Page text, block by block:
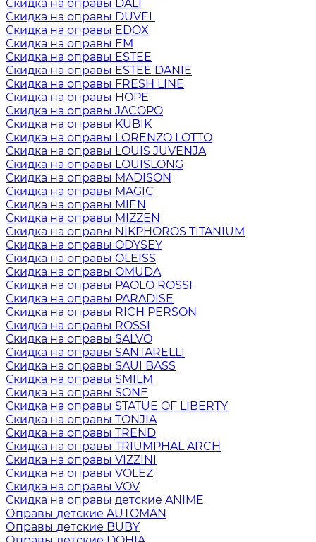
Скидка на оправы DALI
Скидка на оправы DUVEL
Скидка на оправы EDOX
Скидка на оправы EM
Скидка на оправы ESTEE
Скидка на оправы ESTEE DANIE
Скидка на оправы FRESH LINE
Скидка на оправы HOPE
Скидка на оправы JACOPO
Скидка на оправы KUBIK
Скидка на оправы LORENZO LOTTO
Скидка на оправы LOUIS JUVENJA
Скидка на оправы LOUISLONG
Скидка на оправы MADISON
Скидка на оправы MAGIC
Скидка на оправы MIEN
Скидка на оправы MIZZEN
Скидка на оправы NIKPHOROS TITANIUM
Скидка на оправы ODYSEY
Скидка на оправы OLEISS
Скидка на оправы OMUDA
Скидка на оправы PAOLO ROSSI
Скидка на оправы PARADISE
Скидка на оправы RICH PERSON
Скидка на оправы ROSSI
Скидка на оправы SALVO
Скидка на оправы SANTARELLI
Скидка на оправы SAUI BASS
Скидка на оправы SMILM
Скидка на оправы SONE
Скидка на оправы STATUE OF LIBERTY
Скидка на оправы TONJIA
Скидка на оправы TREND
Скидка на оправы TRIUMPHAL ARCH
Скидка на оправы VIZZINI
Скидка на оправы VOLEZ
Скидка на оправы VOV
Скидка на оправы детские ANIME
Оправы детские AUTOMAN
Оправы детские BUBY